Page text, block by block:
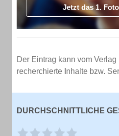
Jetzt das 1.
Der Eintrag kann vom Verlag
recherchierte Inhalte bzw.
DURCHSCHNITTLICHE